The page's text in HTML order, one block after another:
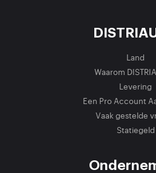
Land
Waarom
Levering
Een Pro Account
Vaak gestelde
Statiegeld